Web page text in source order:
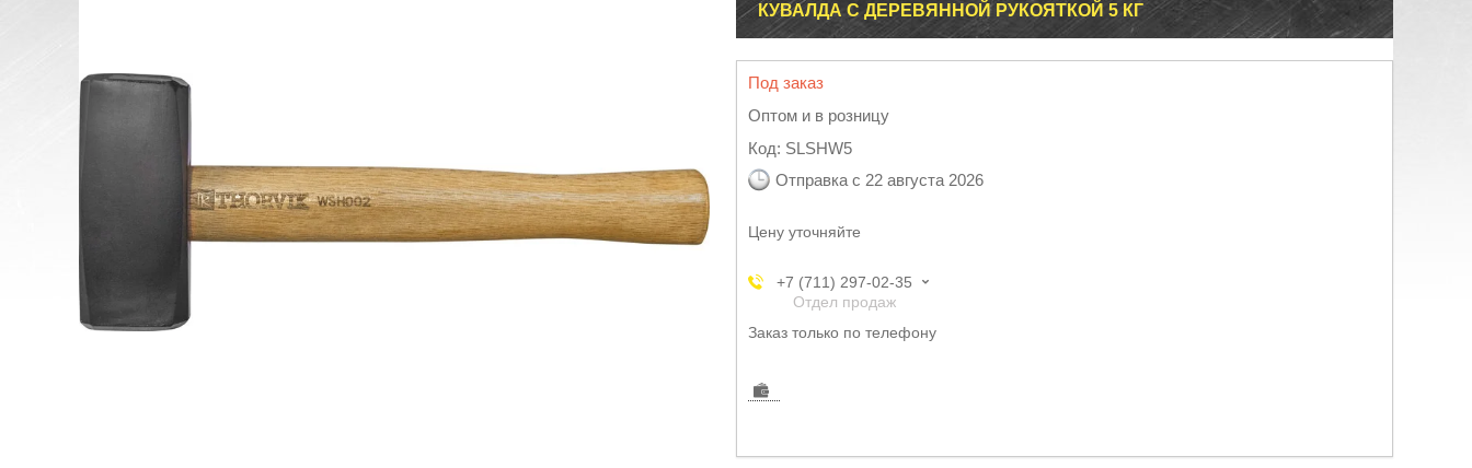
КУВАЛДА С ДЕРЕВЯННОЙ РУКОЯТКОЙ 5 КГ
Под заказ
Оптом и в розницу
Код: SLSHW5
Отправка с 22 августа 2026
Цену уточняйте
+7 (711) 297-02-35
Отдел продаж
Заказ только по телефону